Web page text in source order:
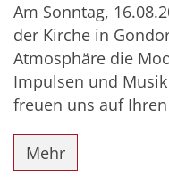
Am Sonntag,
der Kirche in
Atmosphäre die
Impulsen und
freuen uns auf
Mehr